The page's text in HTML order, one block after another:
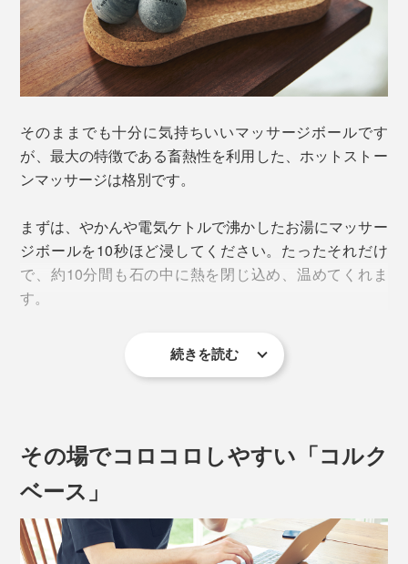
いまから約28億年前の話……。
まだ地球の海中に微生物（プランクトンのような単細胞
生物）しか存在しなかった頃、地殻変動がはじまりまし
た。
大陸プレート同士が衝突し、現在のフィンランドとロシ
アの国境にあたる地域に9000メートル級の山が隆起。
そこには巨大なエアポケットが生まれ、火山活動で溶解
した岩が流れ込みました。
そのままでも十分に気持ちいいマッサージボールです
が、最大の特徴である畜熱性を利用した、ホットストー
ンマッサージは格別です。
まずは、やかんや電気ケトルで沸かしたお湯にマッサー
ジボールを10秒ほど浸してください。たったそれだけ
で、約10分間も石の中に熱を閉じ込め、温めてくれま
す。
続きを読む
その場でコロコロしやすい「コルク
ベース」